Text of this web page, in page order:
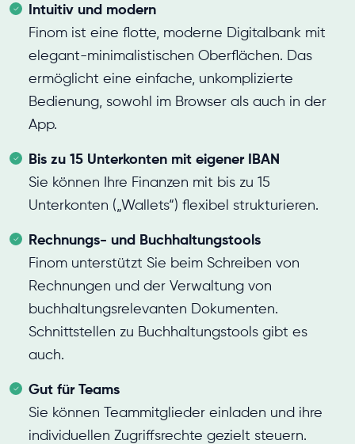
Intuitiv und modern
Finom ist eine flotte, moderne Digitalbank mit
elegant-minimalistischen Oberflächen. Das
ermöglicht eine einfache, unkomplizierte
Bedienung, sowohl im Browser als auch in der
App.
Bis zu 15 Unterkonten mit eigener IBAN
Sie können Ihre Finanzen mit bis zu 15
Unterkonten („Wallets“) flexibel strukturieren.
Rechnungs- und Buchhaltungstools
Finom unterstützt Sie beim Schreiben von
Rechnungen und der Verwaltung von
buchhaltungsrelevanten Dokumenten.
Schnittstellen zu Buchhaltungstools gibt es
auch.
Gut für Teams
Sie können Teammitglieder einladen und ihre
individuellen Zugriffsrechte gezielt steuern.